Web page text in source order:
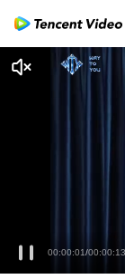
Desfrute
00:00:01/00:00:13